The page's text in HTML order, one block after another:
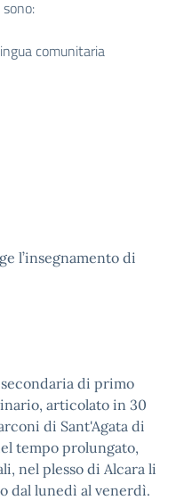
comunitaria
l’insegnamento di
di primo
articolato in 30
di Sant'Agata di
tempo prolungato,
nel plesso di Alcara li
dal lunedì al venerdì.